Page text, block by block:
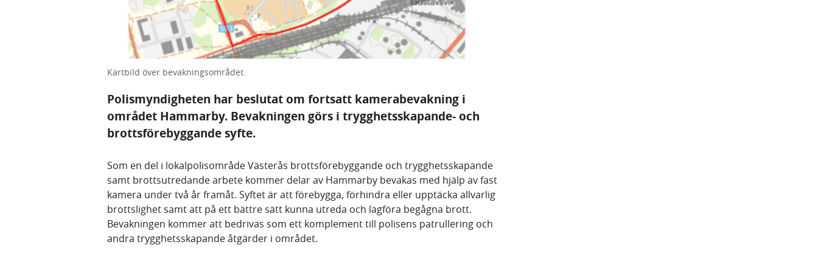
Kartbild över bevakningsområdet.
Polismyndigheten har beslutat om fortsatt kamerabevakning i
området Hammarby. Bevakningen görs i trygghetsskapande- och
brottsförebyggande syfte.
Som en del i lokalpolisområde Västerås brottsförebyggande och trygghetsskapande
samt brottsutredande arbete kommer delar av Hammarby bevakas med hjälp av fast
kamera under två år framåt. Syftet är att förebygga, förhindra eller upptäcka allvarlig
brottslighet samt att på ett bättre sätt kunna utreda och lagföra begågna brott.
Bevakningen kommer att bedrivas som ett komplement till polisens patrullering och
andra trygghetsskapande åtgärder i området.